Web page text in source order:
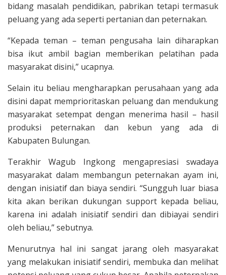
bidang masalah pendidikan, pabrikan tetapi termasuk
peluang yang ada seperti pertanian dan peternakan.
“Kepada teman – teman pengusaha lain diharapkan
bisa ikut ambil bagian memberikan pelatihan pada
masyarakat disini,” ucapnya.
Selain itu beliau mengharapkan perusahaan yang ada
disini dapat memprioritaskan peluang dan mendukung
masyarakat setempat dengan menerima hasil – hasil
produksi peternakan dan kebun yang ada di
Kabupaten Bulungan.
Terakhir Wagub Ingkong mengapresiasi swadaya
masyarakat dalam membangun peternakan ayam ini,
dengan inisiatif dan biaya sendiri. “Sungguh luar biasa
kita akan berikan dukungan support kepada beliau,
karena ini adalah inisiatif sendiri dan dibiayai sendiri
oleh beliau,” sebutnya.
Menurutnya hal ini sangat jarang oleh masyarakat
yang melakukan inisiatif sendiri, membuka dan melihat